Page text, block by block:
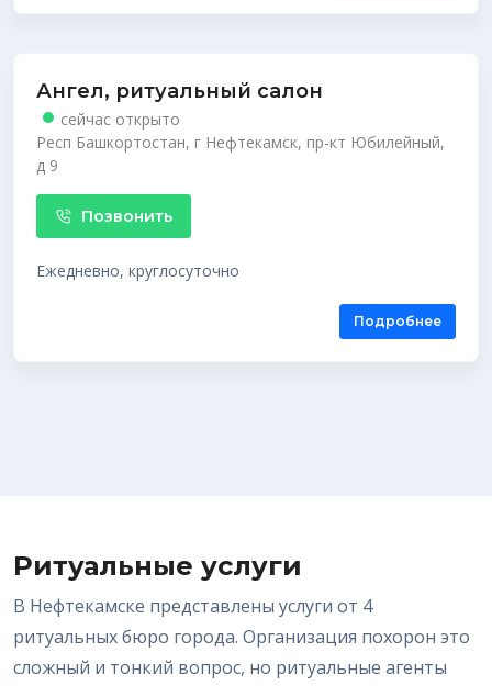
Ангел, ритуальный салон
сейчас открыто
Респ Башкортостан, г Нефтекамск, пр-кт Юбилейный,
д 9
Позвонить
Ежедневно, круглосуточно
Подробнее
Ритуальные услуги
В Нефтекамске представлены услуги от 4
ритуальных бюро города. Организация похорон это
сложный и тонкий вопрос, но ритуальные агенты